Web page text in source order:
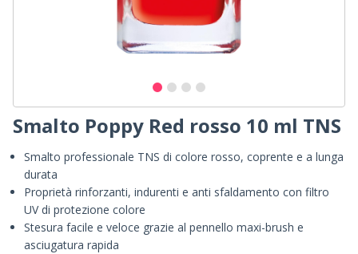
Smalto Poppy Red rosso 10 ml TNS
Smalto professionale TNS di colore rosso, coprente e a lunga
durata
Proprietà rinforzanti, indurenti e anti sfaldamento con filtro
UV di protezione colore
Stesura facile e veloce grazie al pennello maxi-brush e
asciugatura rapida